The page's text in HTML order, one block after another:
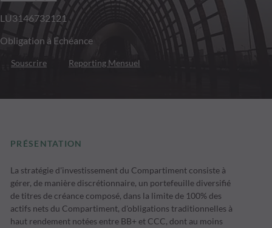
LU3146732121
Obligation à Echéance
Souscrire Reporting Mensuel
PRÉSENTATION
La stratégie d'investissement du Compartiment consiste à
gérer, de manière discrétionnaire, un portefeuille diversifié
de titres de créance composé, dans la limite de 100% des
actifs nets du Compartiment, d'obligations traditionnelles à
haut rendement notées entre BB+ et CCC, dont au moins